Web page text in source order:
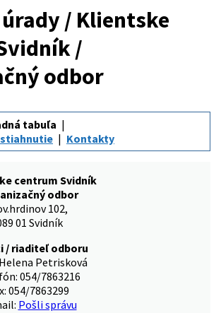
/ Klientske
/
odbor
tabuľa
Kontakty
centrum Svidník
odbor
102,
01 Svidník
/ riaditeľ odboru
Petrisková
054/7863216
054/7863299
Pošli správu